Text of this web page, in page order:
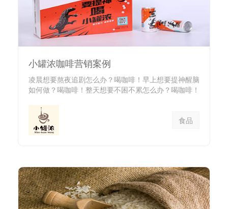
小罐浓咖啡营销案例
凌晨想要熬夜追剧怎么办？喝咖啡！早上想要提神醒脑
如何做？喝咖啡！整天想要不困不累怎么办？喝咖啡！
食品